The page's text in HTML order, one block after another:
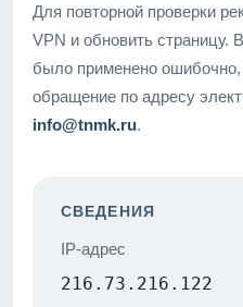
Для повторной проверки
VPN и обновить страницу.
было применено
обращение по адресу
info@tnmk.ru.
СВЕДЕНИЯ
IP-адрес
216.73.216.122